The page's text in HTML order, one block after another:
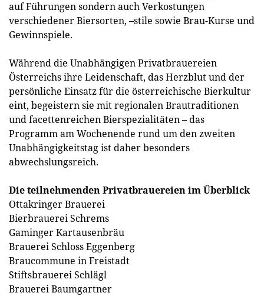
auf Führungen sondern auch Verkostungen
verschiedener Biersorten, –stile sowie Brau-Kurse und
Gewinnspiele.
Während die Unabhängigen Privatbrauereien
Österreichs ihre Leidenschaft, das Herzblut und der
persönliche Einsatz für die österreichische Bierkultur
eint, begeistern sie mit regionalen Brautraditionen
und facettenreichen Bierspezialitäten – das
Programm am Wochenende rund um den zweiten
Unabhängigkeitstag ist daher besonders
abwechslungsreich.
Die teilnehmenden Privatbrauereien im Überblick
Ottakringer Brauerei
Bierbrauerei Schrems
Gaminger Kartausenbräu
Brauerei Schloss Eggenberg
Braucommune in Freistadt
Stiftsbrauerei Schlägl
Brauerei Baumgartner